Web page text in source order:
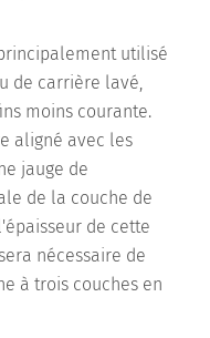
utilisé
de carrière lavé,
moins courante.
aligné avec les
jauge de
de la couche de
de cette
nécessaire de
à trois couches en